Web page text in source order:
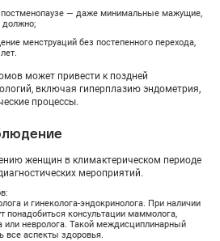
— даже минимальные мажущие,
должно;
менструаций без постепенного перехода,
может привести к поздней
включая гиперплазию эндометрия,
процессы.
женщин в климактерическом периоде
мероприятий.
и гинеколога-эндокринолога. При наличии
понадобиться консультации маммолога,
или невролога. Такой междисциплинарный
все аспекты здоровья.